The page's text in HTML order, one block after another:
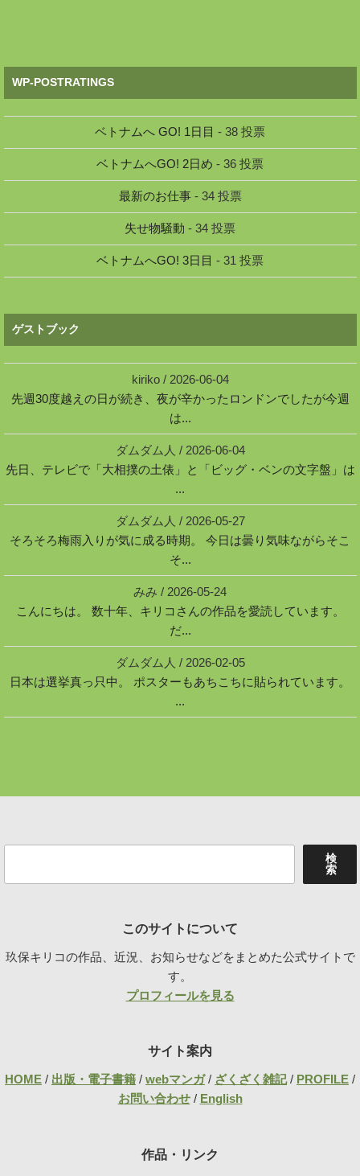
WP-POSTRATINGS
ベトナムへ GO! 1日目 - 38 投票
ベトナムへGO! 2日め - 36 投票
最新のお仕事- 34 投票
失せ物騒動 - 34 投票
ベトナムへGO! 3日目 - 31 投票
ゲストブック
kiriko/ 2026-06-04
先週30度越えの日が続き、夜が辛かったロンドンでしたが今週
は...
ダムダム人 / 2026-06-04
先日、テレビで「大相撲の土俵」と「ビッグ・ベンの文字盤」は
...
ダムダム人 / 2026-05-27
そろそろ梅雨入りが気に成る時期。 今日は曇り気味ながらそこ
そ...
みみ / 2026-05-24
こんにちは。 数十年、キリコさんの作品を愛読しています。
だ...
ダムダム人 / 2026-02-05
日本は選挙真っ只中。 ポスターもあちこちに貼られています。
...
検
索
このサイトについて
玖保キリコの作品、近況、お知らせなどをまとめた公式サイトで
す。
プロフィールを見る
サイト案内
HOME / 出版・電子書籍 / webマンガ/ ざくざく雑記/ PROFILE /
お問い合わせ/ English
作品・リンク